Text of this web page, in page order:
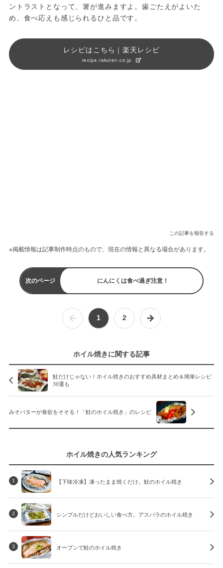
ントラストとなって、箸が進みますよ。歯ごたえがよいた
め、食べ応えも感じられるひと品です。
レシピはこちら｜楽天レシピ
recipe.rakuten.co.jp
この記事を報告する
※掲載情報は記事制作時点のもので、現在の情報と異なる場合があります。
次のページ にんにくは食べ過ぎ注意！
1 2
ホイル焼きに関する記事
鮭だけじゃない！ホイル焼きのおすすめ具材まとめ＆簡単レシピ
30選も
みそバターが食欲をそそる！「鮭のホイル焼き」のレシピ
ホイル焼きの人気ランキング
1 【下味冷凍】凍ったまま焼くだけ。鮭のホイル焼き
2 シンプルだけどおいしい食べ方。アスパラのホイル焼き
3 オーブンで鮭のホイル焼き